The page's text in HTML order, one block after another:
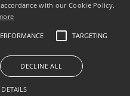
na plnú verziu
Ultimate frisbee - Disc Golf - Freestyle
- Atomer.sk
with our Cookie Policy.
TARGETING
DECLINE ALL